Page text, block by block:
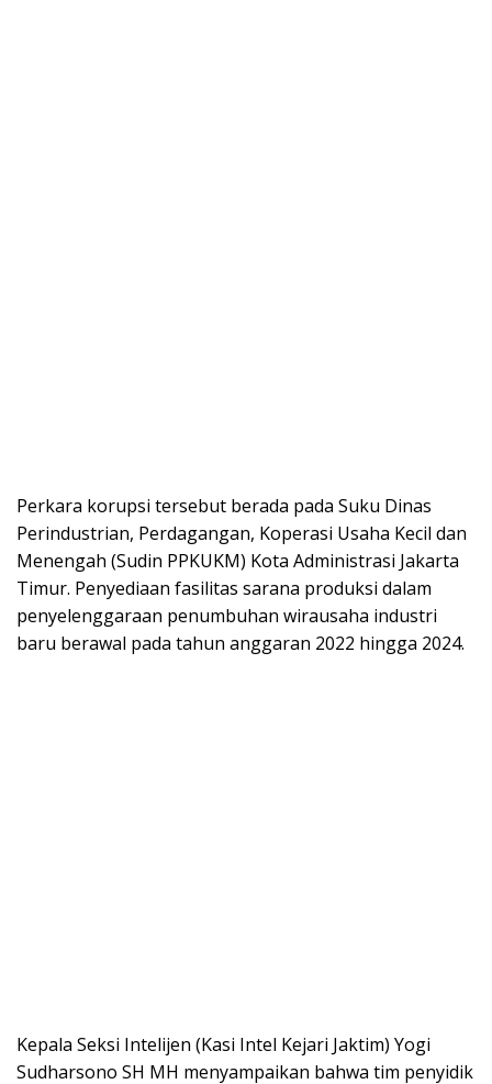
Perkara korupsi tersebut berada pada Suku Dinas
Perindustrian, Perdagangan, Koperasi Usaha Kecil dan
Menengah (Sudin PPKUKM) Kota Administrasi Jakarta
Timur. Penyediaan fasilitas sarana produksi dalam
penyelenggaraan penumbuhan wirausaha industri
baru berawal pada tahun anggaran 2022 hingga 2024.
Kepala Seksi Intelijen (Kasi Intel Kejari Jaktim) Yogi
Sudharsono SH MH menyampaikan bahwa tim penyidik